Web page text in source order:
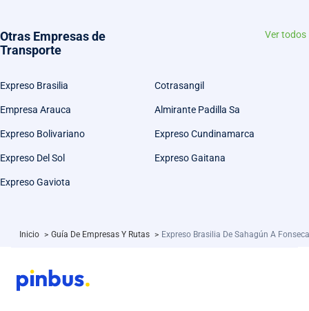
Otras Empresas de
Transporte
Ver todos
Expreso Brasilia Cotrasangil
Empresa Arauca Almirante Padilla Sa
Expreso Bolivariano Expreso Cundinamarca
Expreso Del Sol Expreso Gaitana
Expreso Gaviota
Inicio > Guía De Empresas Y Rutas > Expreso Brasilia De Sahagún A Fonseca